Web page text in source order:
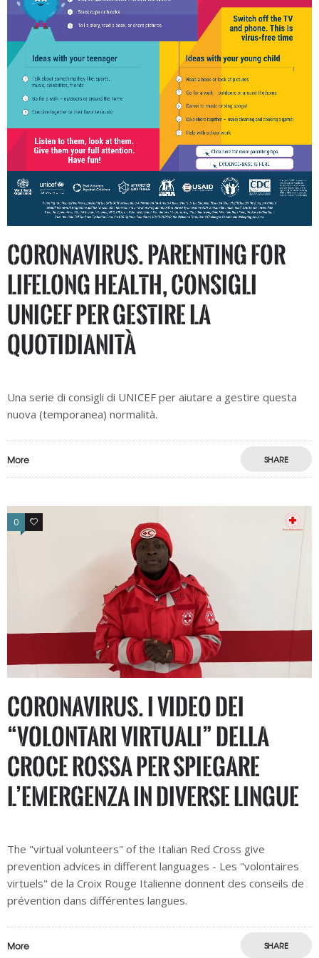
CORONAVIRUS. Parenting for
Lifelong Health, consigli
UNICEF per gestire la
quotidianità
Una serie di consigli di UNICEF per aiutare a gestire questa
nuova (temporanea) normalità.
More SHARE
0 0
CORONAVIRUS. I video dei
“volontari virtuali” della
Croce rossa per spiegare
l’emergenza in diverse lingue
The "virtual volunteers" of the Italian Red Cross give
prevention advices in different languages - Les "volontaires
virtuels" de la Croix Rouge Italienne donnent des conseils de
prévention dans différentes langues.
More SHARE